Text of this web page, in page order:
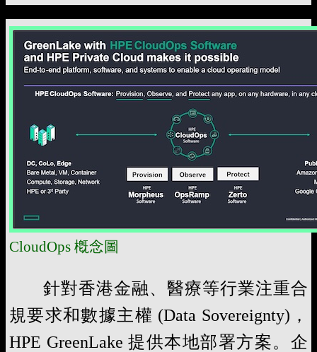
CloudOps 槪念圖
針對香港金融、醫療等行業注重合
規要求和數據主權 (Data Sovereignty)，
HPE GreenLake 提供本地部署方案。企